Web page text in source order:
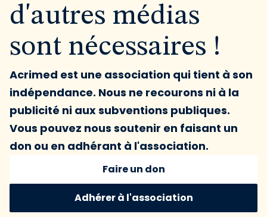
d'autres médias
sont nécessaires !
Acrimed est une association qui tient à son
indépendance. Nous ne recourons ni à la
publicité ni aux subventions publiques.
Vous pouvez nous soutenir en faisant un
don ou en adhérant à l'association.
Faire un don
Adhérer à l'association